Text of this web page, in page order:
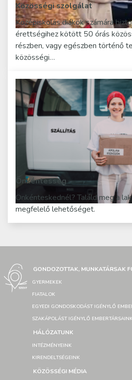
Közösségi szolgálat
Középiskolás diákok számára
érettségihez kötött 50 órás
részben, vagy egészben történő
közösségi…
Önkéntesség
Önkénteskednél? Találd meg a
megfelelő lehetőséget.
GONDOZOTTAK, MUNKATÁRSAK
GYERMEKEK
FIATALOK
EGYEDI GONDOSKODÁST IGÉNYLŐ
SZAKÁPOLÁST IGÉNYLŐ EMBERTÁRSAINK
HÁLÓZATUNK
INTÉZMÉNYEINK
KIRENDELTSÉGEINK
KÖZÖSSÉGI MÉDIA